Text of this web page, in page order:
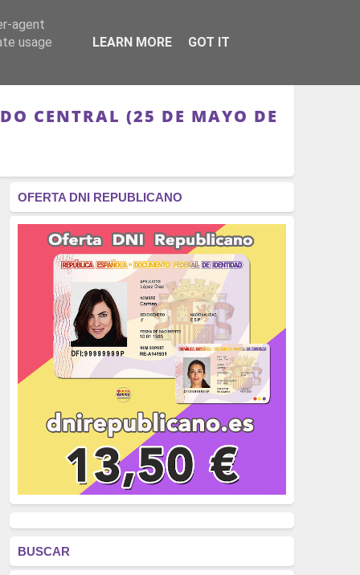
RÉGIMEN - MONARQUÍA
CENTRAL (25 DE MAYO DE
OFERTA DNI REPUBLICANO
BUSCAR
agent
usage
LEARN MORE GOT IT